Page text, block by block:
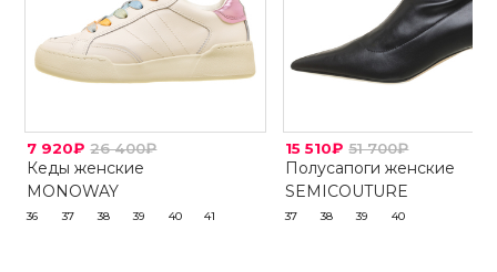
7 920₽ 26 400₽
Кеды женские
MONOWAY
36 37 38 39 40 41
15 510₽ 51 700₽
Полусапоги женские
SEMICOUTURE
37 38 39 40